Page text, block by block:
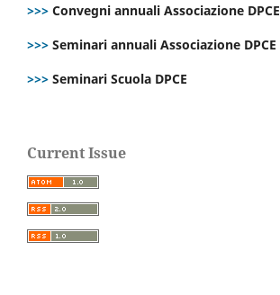
>>> Convegni annuali Associazione DPCE
>>> Seminari annuali Associazione DPCE
>>> Seminari Scuola DPCE
Current Issue